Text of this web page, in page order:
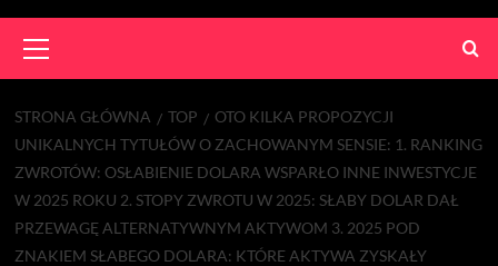
Menu
STRONA GŁÓWNA TOP
OTO KILKA PROPOZYCJI
UNIKALNYCH TYTUŁÓW O ZACHOWANYM SENSIE: 1. RANKING
ZWROTÓW: OSŁABIENIE DOLARA WSPARŁO INNE INWESTYCJE
W 2025 ROKU 2. STOPY ZWROTU W 2025: SŁABY DOLAR DAŁ
PRZEWAGĘ ALTERNATYWNYM AKTYWOM 3. 2025 POD
ZNAKIEM SŁABEGO DOLARA: KTÓRE AKTYWA ZYSKAŁY